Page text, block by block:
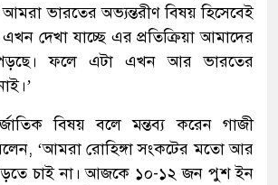
ভারতের অভ্যন্তরীণ বিষয় হিসেবেই
এখন দেখা যাচ্ছে এর প্রতিক্রিয়া আমাদের
ফলে এটা এখন আর ভারতের
বিষয় বলে মন্তব্য করেন গাজী
‘আমরা রোহিঙ্গা সংকটের মতো আর
চাই না। আজকে ১০-১২ জন পুশ ইন